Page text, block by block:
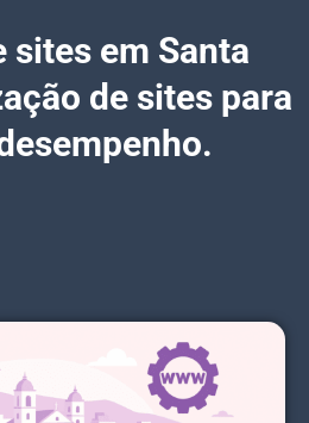
sites em Santa
de sites para